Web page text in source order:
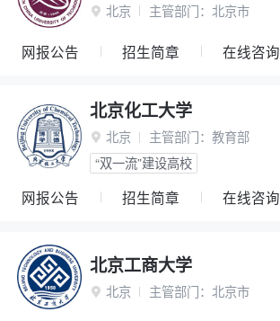
 北京 主管部门： 北京市
网报公告 招生简章 在线咨询
北京化工大学
 北京 主管部门： 教育部
“双一流”建设高校
网报公告 招生简章 在线咨询
北京工商大学
 北京 主管部门： 北京市